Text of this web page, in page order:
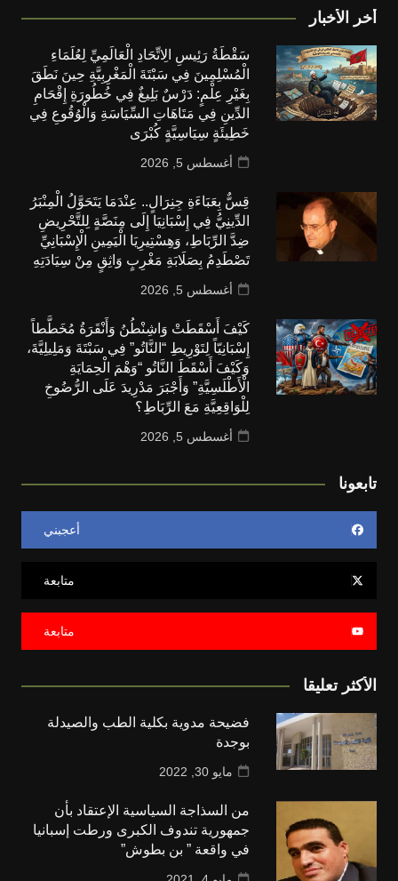
أخر الأخبار
سَقْطَةُ رَئِيسِ الِاتِّحَادِ الْعَالَمِيِّ لِعُلَمَاءِ
الْمُسْلِمِينَ فِي سَبْتَةَ الْمَغْرِبِيَّةِ حِينَ نَطَقَ
بِغَيْرِ عِلْمٍ: دَرْسٌ بَلِيغٌ فِي خُطُورَةِ إِقْحَامِ
الدِّينِ فِي مَتَاهَاتِ السِّيَاسَةِ وَالْوُقُوعِ فِي
خَطِيئَةٍ سِيَاسِيَّةٍ كُبْرَى
أغسطس 5, 2026
قِسٌّ بِعَبَاءَةِ جِنِرَالٍ.. عِنْدَمَا يَتَحَوَّلُ الْمِنْبَرُ
الدِّينِيُّ فِي إِسْبَانِيَا إِلَى مِنَصَّةٍ لِلتَّحْرِيضِ
ضِدَّ الرِّبَاطِ، وَهِسْتِيرِيَا الْيَمِينِ الْإِسْبَانِيِّ
تَصْطَدِمُ بِصَلَابَةِ مَغْرِبٍ وَاثِقٍ مِنْ سِيَادَتِهِ
أغسطس 5, 2026
كَيْفَ أَسْقَطَتْ وَاشِنْطُنُ وَأَنْقَرَةُ مُخَطَّطاً
إِسْبَانِيّاً لِتَوْرِيطِ “النَّاتُو” فِي سَبْتَةَ وَمَلِيلِيَّةَ،
وَكَيْفَ أَسْقَطَ النَّاتُو “وَهْمَ الْحِمَايَةِ
الْأَطْلَسِيَّةِ” وَأَجْبَرَ مَدْرِيدَ عَلَى الرُّضُوخِ
لِلْوَاقِعِيَّةِ مَعَ الرِّبَاطِ؟
أغسطس 5, 2026
تابعونا
أعجبني
متابعة
متابعة
الأكثر تعليقا
فضيحة مدوية بكلية الطب والصيدلة
بوجدة
مايو 30, 2022
من السذاجة السياسية الإعتقاد بأن
جمهورية تندوف الكبرى ورطت إسبانيا
في واقعة ” بن بطوش”